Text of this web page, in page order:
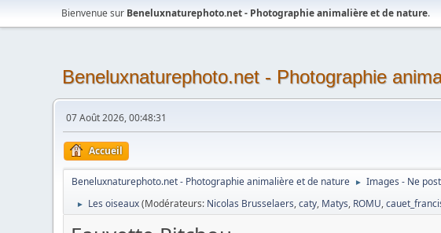
Bienvenue sur Beneluxnaturephoto.net - Photographie animalière et de nature.
Beneluxnaturephoto.net - Photographie
07 Août 2026, 00:48:31
Accueil
Beneluxnaturephoto.net - Photographie animalière et de nature ► Images - Ne
► Les oiseaux(Modérateurs: Nicolas Brusselaers,caty, Matys, ROMU,